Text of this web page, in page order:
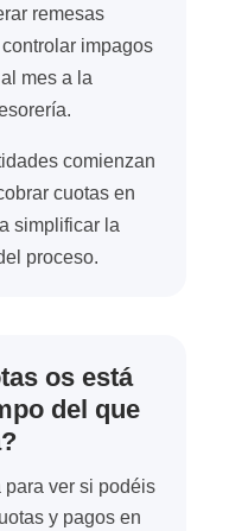
remesas
impagos
mes a la
comienzan
cuotas en
simplificar la
proceso.
os está
del que
ver si podéis
y pagos en